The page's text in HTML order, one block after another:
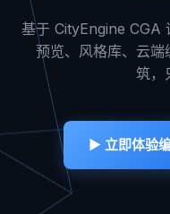
基于 CityEngine CGA
预览、风格库、云
筑，
▶ 立即体验